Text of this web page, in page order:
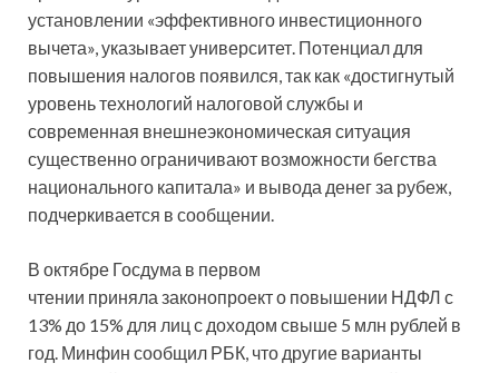
установлении «эффективного инвестиционного
вычета», указывает университет. Потенциал для
повышения налогов появился, так как «достигнутый
уровень технологий налоговой службы и
современная внешнеэкономическая ситуация
существенно ограничивают возможности бегства
национального капитала» и вывода денег за рубеж,
подчеркивается в сообщении.
В октябре Госдума в первом
чтении приняла законопроект о повышении НДФЛ с
13% до 15% для лиц с доходом свыше 5 млн рублей в
год. Минфин сообщил РБК, что другие варианты